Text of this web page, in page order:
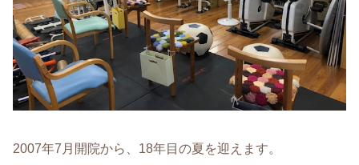
2007年7月開院から、18年目の夏を迎えます。